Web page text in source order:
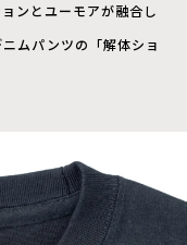
ンとユーモアが融合し
ムパンツの「解体ショ